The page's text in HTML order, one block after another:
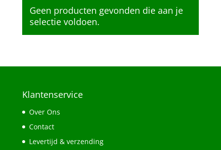
Geen producten gevonden die aan je
selectie voldoen.
Klantenservice
Over Ons
Contact
Levertijd & verzending